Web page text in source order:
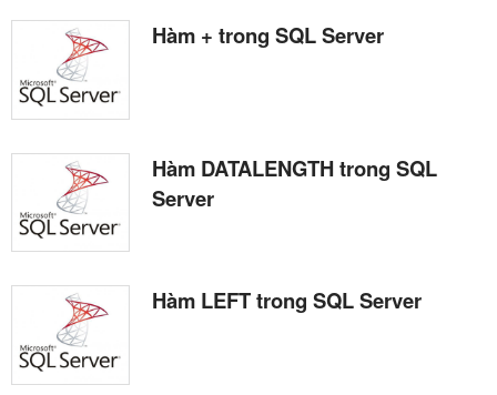
Hàm + trong SQL Server
Hàm DATALENGTH trong SQL
Server
Hàm LEFT trong SQL Server